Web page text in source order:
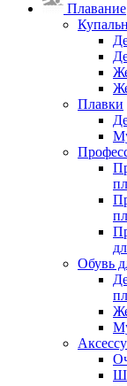
Плавание
Плавки
Обувь